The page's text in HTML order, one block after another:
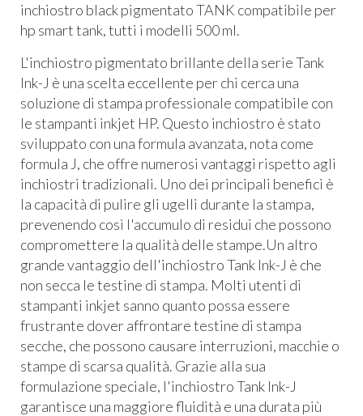
inchiostro black pigmentato TANK compatibile per
hp smart tank, tutti i modelli 500 ml.
L'inchiostro pigmentato brillante della serie Tank
Ink-J è una scelta eccellente per chi cerca una
soluzione di stampa professionale compatibile con
le stampanti inkjet HP. Questo inchiostro è stato
sviluppato con una formula avanzata, nota come
formula J, che offre numerosi vantaggi rispetto agli
inchiostri tradizionali. Uno dei principali benefici è
la capacità di pulire gli ugelli durante la stampa,
prevenendo così l'accumulo di residui che possono
compromettere la qualità delle stampe.Un altro
grande vantaggio dell'inchiostro Tank Ink-J è che
non secca le testine di stampa. Molti utenti di
stampanti inkjet sanno quanto possa essere
frustrante dover affrontare testine di stampa
secche, che possono causare interruzioni, macchie o
stampe di scarsa qualità. Grazie alla sua
formulazione speciale, l'inchiostro Tank Ink-J
garantisce una maggiore fluidità e una durata più